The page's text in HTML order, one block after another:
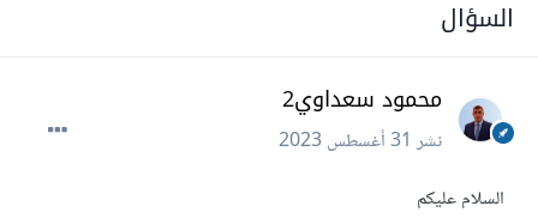
السؤال
محمود سعداوي2
نشر31 أغسطس 2023
السلام عليكم